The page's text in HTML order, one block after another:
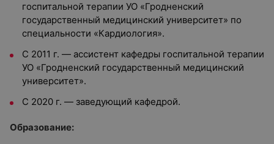
госпитальной терапии УО «Гродненский
государственный медицинский университет» по
специальности «Кардиология».
С 2011 г. — ассистент кафедры госпитальной терапии
УО «Гродненский государственный медицинский
университет».
С 2020 г. — заведующий кафедрой.
Образование: